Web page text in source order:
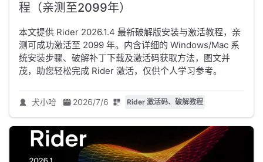
程（亲测至2099年）
本文提供 Rider 2026.1.4 最新破解版安装与激活教程，亲
测可成功激活至 2099 年。内含详细的 Windows/Mac 系
统安装步骤、破解补丁下载及激活码获取方法，图文并
茂，助您轻松完成 Rider 激活，仅供个人学习参考。
犬小哈 2026/7/6 Rider 激活码、破解教程